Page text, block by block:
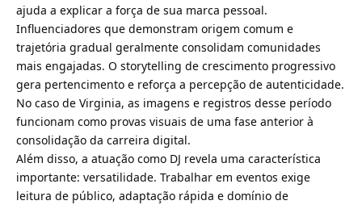
ajuda a explicar a força de sua marca pessoal.
Influenciadores que demonstram origem comum e
trajetória gradual geralmente consolidam comunidades
mais engajadas. O storytelling de crescimento progressivo
gera pertencimento e reforça a percepção de autenticidade.
No caso de Virginia, as imagens e registros desse período
funcionam como provas visuais de uma fase anterior à
consolidação da carreira digital.
Além disso, a atuação como DJ revela uma característica
importante: versatilidade. Trabalhar em eventos exige
leitura de público, adaptação rápida e domínio de